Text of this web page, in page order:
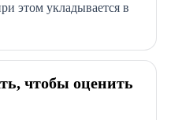
этом укладывается в
чтобы оценить